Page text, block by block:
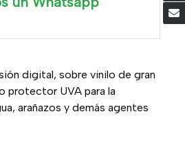
digital, sobre vinilo de gran
protector UVA para la
arañazos y demás agentes